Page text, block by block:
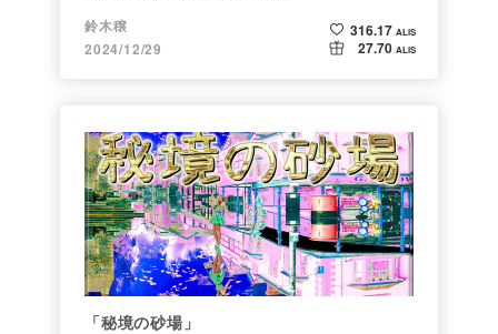
鈴木穣
2024/12/29
316.17 ALIS
27.70 ALIS
「秘境の砂場」